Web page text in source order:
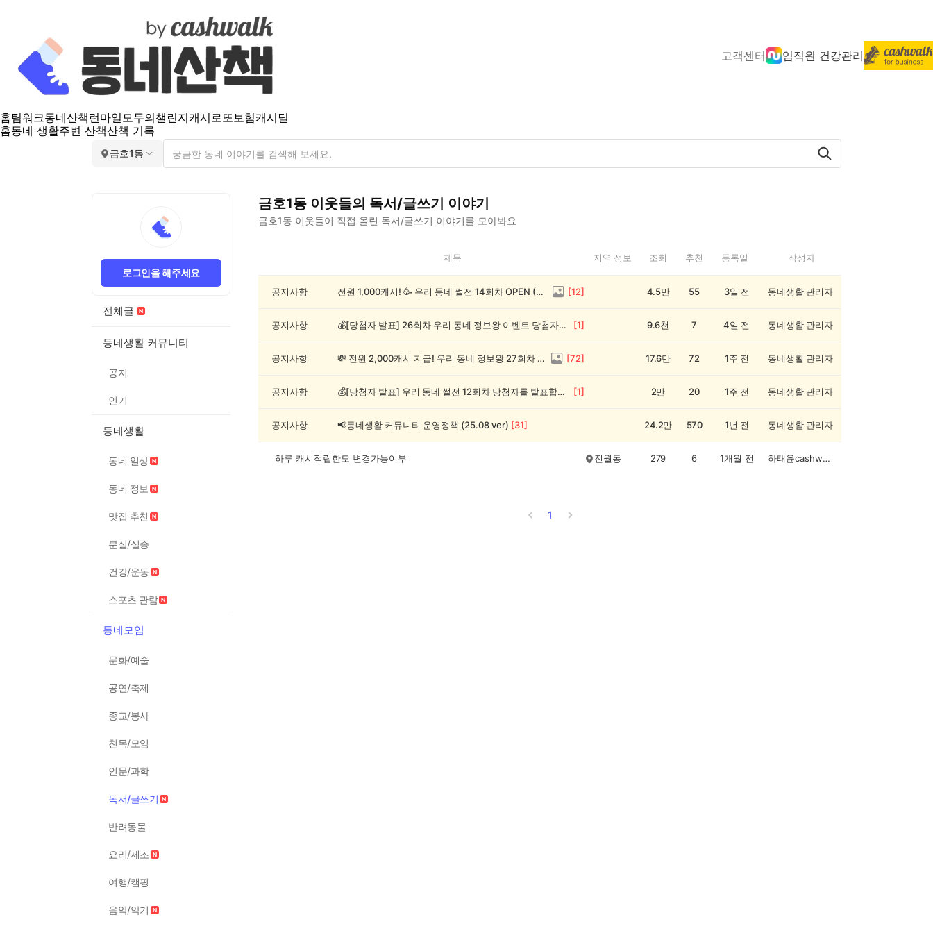
고객센터 임직원 건강관리
홈팀워크동네산책 런마일모두의챌린지캐시로또보험캐시딜
홈동네 생활주변 산책산책 기록
금호1동
로그인을 해주세요
전체글
동네생활 커뮤니티
공지
인기
동네생활
동네 일상
동네 정보
맛집 추천
분실/실종
건강/운동
스포츠 관람
동네모임
문화/예술
공연/축제
종교/봉사
친목/모임
인문/과학
독서/글쓰기
반려동물
요리/제조
여행/캠핑
음악/악기
금호1동 이웃들의 독서/글쓰기 이야기
금호1동 이웃들이 직접 올린 독서/글쓰기 이야기를 모아봐요
1
제목 지역 정보 조회 추천 등록일 작성자
공지사항 전원 1,000캐시! 🥳 우리 동네 썰전 14회차 OPEN (~8/17) [12] 4.5만 55 3일 전 동네생활 관리자
공지사항 💰[당첨자 발표] 26회차 우리 동네 정보왕 이벤트 당첨자를 발표합니다! [1] 9.6천 7 4일 전 동네생활 관리자
공지사항 💸 전원 2,000캐시 지급! 우리 동네 정보왕 27회차 (~8/10) [72] 17.6만 72 1주 전 동네생활 관리자
공지사항 💰[당첨자 발표] 우리 동네 썰전 12회차 당첨자를 발표합니다! [1] 2만 20 1주 전 동네생활 관리자
공지사항 📢동네생활 커뮤니티 운영정책 (25.08 ver) [31] 24.2만 570 1년 전 동네생활 관리자
하루 캐시적립한도 변경가능여부 진월동 279 6 1개월 전 하태윤cashwalker
1